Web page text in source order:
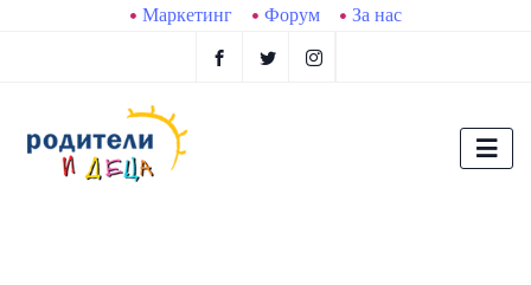
Маркетинг Форум За нас